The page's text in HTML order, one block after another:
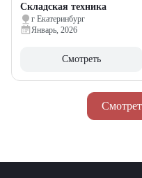
Складская техника
г Екатеринбург
Январь, 2026
Смотреть